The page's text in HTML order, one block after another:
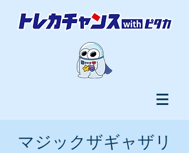
マジックザギャザリ